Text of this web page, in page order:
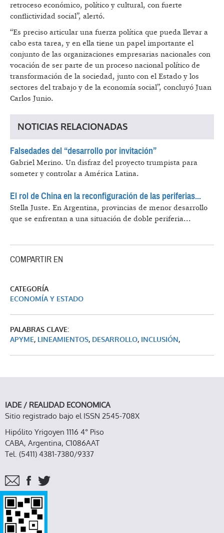
retroceso económico, político y cultural, con fuerte
conflictividad social”, alertó.
“Es preciso articular una fuerza política que pueda llevar a
cabo esta tarea, y en ella tiene un papel importante el
conjunto de las organizaciones empresarias nacionales con
vocación de ser parte de un proceso nacional político de
transformación de la sociedad, junto con el Estado y los
sectores del trabajo y de la economía social”, concluyó Juan
Carlos Junio.
NOTICIAS RELACIONADAS
Falsedades del “desarrollo por invitación”
Gabriel Merino. Un disfraz del proyecto trumpista para
someter y controlar a América Latina.
El rol de China en la reconfiguración de las periferias...
Stella Juste. En Argentina, provincias de menor desarrollo
que se enfrentan a una situación de doble periferia...
COMPARTIR EN
CATEGORÍA
ECONOMÍA Y ESTADO
PALABRAS CLAVE:
APYME, LINEAMIENTOS, DESARROLLO, INCLUSIÓN,
IADE / REALIDAD ECONOMICA
Sitio registrado bajo el ISSN 2545-708X
Hipólito Yrigoyen 1116 4° Piso
CABA, Argentina, C1086AAT
Tel. (5411) 4381-7380/9337